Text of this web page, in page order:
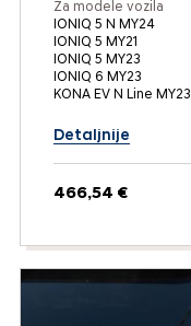
Za modele vozila
IONIQ 5 N MY24
IONIQ 5 MY21
IONIQ 5 MY23
IONIQ 6 MY23
KONA EV N Line MY23
Detaljnije
466,54 €